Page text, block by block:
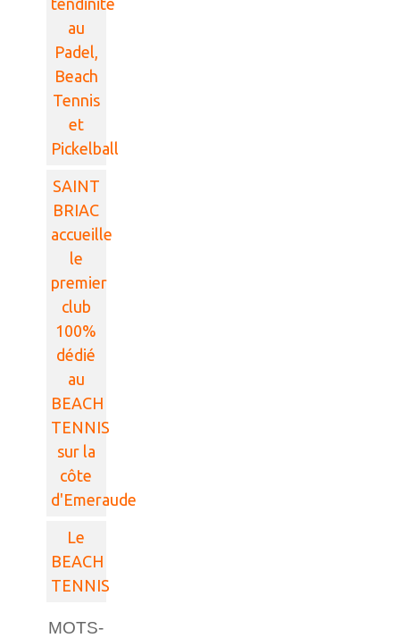
tendinite
au
Padel,
Beach
Tennis
et
Pickelball
SAINT
BRIAC
accueille
le
premier
club
100%
dédié
au
BEACH
TENNIS
sur la
côte
d'Emeraude
Le
BEACH
TENNIS
MOTS-